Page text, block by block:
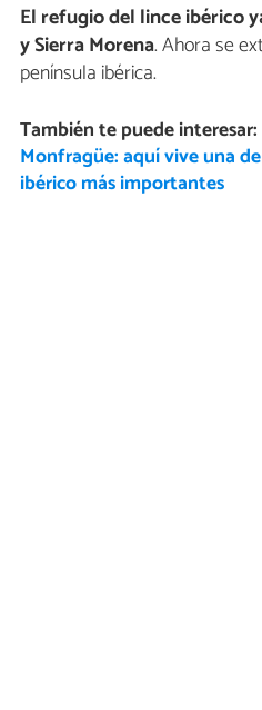
El refugio del lince ibérico
y Sierra Morena. Ahora se
península ibérica.
También te puede interesar:
Monfragüe: aquí vive una
ibérico más importantes